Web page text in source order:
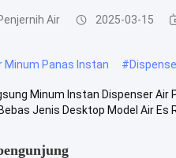
Air 2025-03-15
Minum Panas Instan #
Minum Instan Dispenser Air
Jenis Desktop Model Air Es